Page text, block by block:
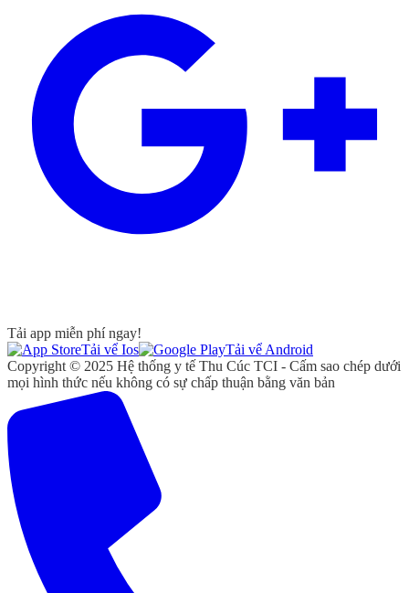
Tải app miễn phí ngay!
Tải vể Ios
Tải vể Android
Copyright © 2025 Hệ thống y tế Thu Cúc TCI - Cấm sao chép dưới
mọi hình thức nếu không có sự chấp thuận bằng văn bản